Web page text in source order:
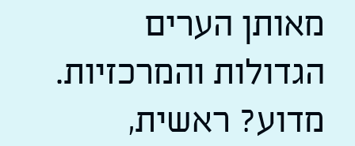
מאותן הערים
הגדולות והמרכזיות.
מדוע? ראשית,